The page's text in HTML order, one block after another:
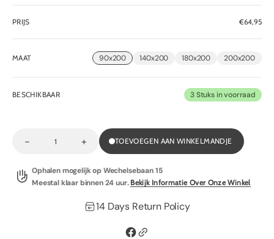
PRIJS
Normale
€64,95
MAAT 90x200 140x200 180x200 200x200
BESCHIKBAAR 3 Stuks in voorraad
Decrease
Hoeslaken
-
-
Increase
quantity
Hoeslaken
-
+ TOEVOEGEN AAN WINKELMANDJE
Ophalen mogelijk opWechelsebaan 15
Meestal klaar binnen 24 uur. Bekijk Informatie Over Onze Winkel
14 Days Return Policy